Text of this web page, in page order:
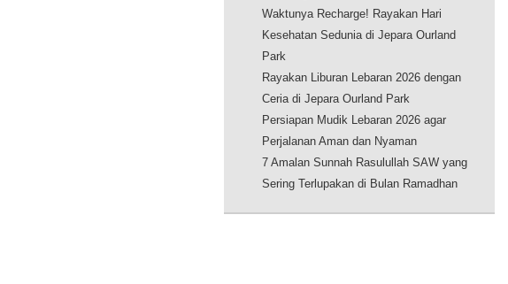
Waktunya Recharge! Rayakan Hari
Kesehatan Sedunia di Jepara Ourland
Park
Rayakan Liburan Lebaran 2026 dengan
Ceria di Jepara Ourland Park
Persiapan Mudik Lebaran 2026 agar
Perjalanan Aman dan Nyaman
7 Amalan Sunnah Rasulullah SAW yang
Sering Terlupakan di Bulan Ramadhan